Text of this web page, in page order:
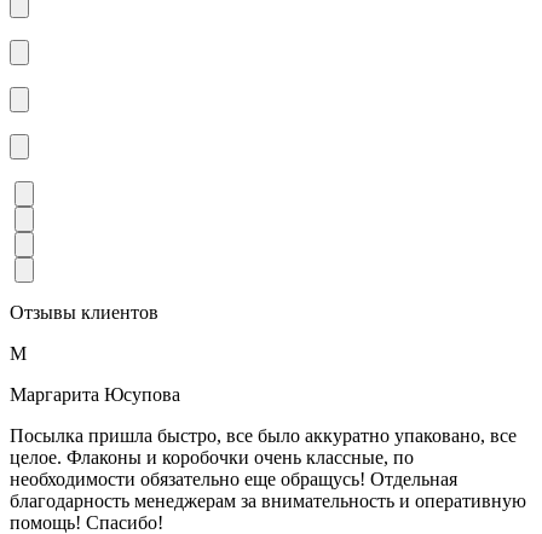
Отзывы клиентов
М
Маргарита Юсупова
Посылка пришла быстро, все было аккуратно упаковано, все
целое. Флаконы и коробочки очень классные, по
необходимости обязательно еще обращусь! Отдельная
благодарность менеджерам за внимательность и оперативную
помощь! Спасибо!